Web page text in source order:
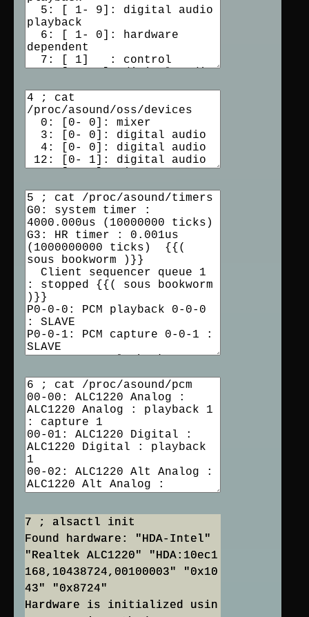
7 ; alsactl init
Found hardware: "HDA-Intel"
"Realtek ALC1220" "HDA:10ec1
168,10438724,00100003" "0x10
43" "0x8724"
Hardware is initialized usin